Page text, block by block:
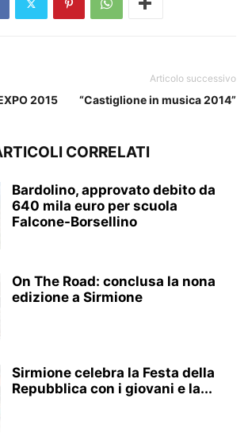
2015
Articolo successivo
“Castiglione in musica 2014”
CORRELATI
Bardolino, approvato debito da
640 mila euro per scuola
Falcone-Borsellino
On The Road: conclusa la nona
edizione a Sirmione
Sirmione celebra la Festa della
Repubblica con i giovani e la...